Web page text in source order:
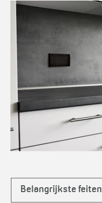
Belangrijkste feiten